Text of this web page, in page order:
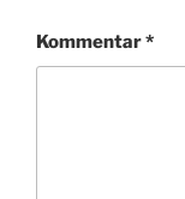
Kommentar*